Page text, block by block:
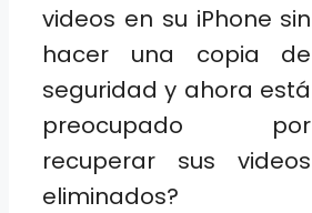
videos en su iPhone sin
hacer una copia de
seguridad y ahora está
preocupado por
recuperar sus videos
eliminados?